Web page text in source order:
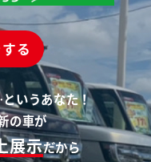
る
いうあなた！
の車が
展示だから